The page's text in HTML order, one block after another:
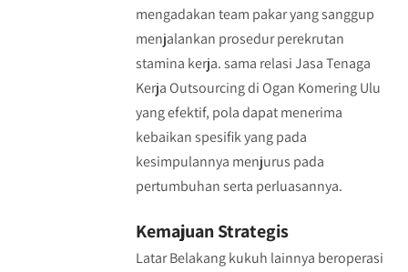
mengadakan team pakar yang sanggup
menjalankan prosedur perekrutan
stamina kerja. sama relasi Jasa Tenaga
Kerja Outsourcing di Ogan Komering Ulu
yang efektif, pola dapat menerima
kebaikan spesifik yang pada
kesimpulannya menjurus pada
pertumbuhan serta perluasannya.
Kemajuan Strategis
Latar Belakang kukuh lainnya beroperasi